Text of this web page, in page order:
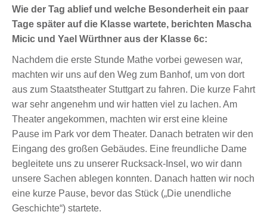
Wie der Tag ablief und welche Besonderheit ein paar
Tage später auf die Klasse wartete, berichten Mascha
Micic und Yael Würthner aus der Klasse 6c:
Nachdem die erste Stunde Mathe vorbei gewesen war,
machten wir uns auf den Weg zum Banhof, um von dort
aus zum Staatstheater Stuttgart zu fahren. Die kurze Fahrt
war sehr angenehm und wir hatten viel zu lachen. Am
Theater angekommen, machten wir erst eine kleine
Pause im Park vor dem Theater. Danach betraten wir den
Eingang des großen Gebäudes. Eine freundliche Dame
begleitete uns zu unserer Rucksack-Insel, wo wir dann
unsere Sachen ablegen konnten. Danach hatten wir noch
eine kurze Pause, bevor das Stück („Die unendliche
Geschichte“) startete.